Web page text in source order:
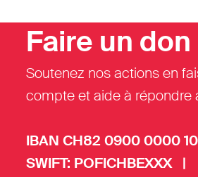
Faire un don
Soutenez nos actions en
compte et aide à répondre
IBAN CH82 0900 0000
SWIFT: POFICHBEXXX